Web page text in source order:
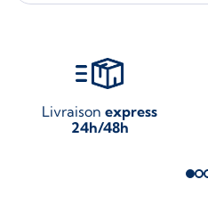
Livraison express
24h/48h